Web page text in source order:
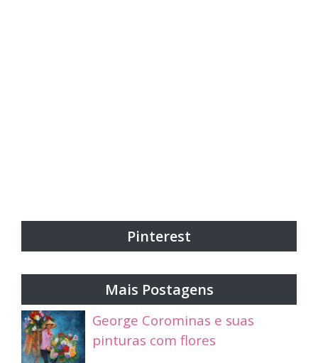
Pinterest
Mais Postagens
George Corominas e suas
pinturas com flores